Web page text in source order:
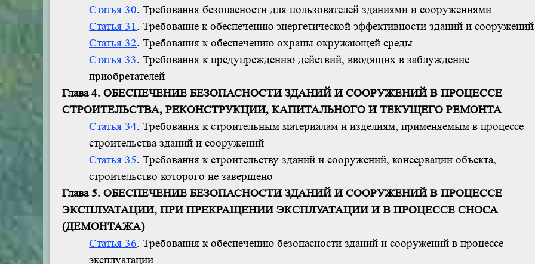
Статья 30. Требования безопасности для пользователей зданиями и сооружениями
Статья 31. Требование к обеспечению энергетической эффективности зданий и сооружений
Статья 32. Требования к обеспечению охраны окружающей среды
Статья 33. Требования к предупреждению действий, вводящих в заблуждение
приобретателей
Глава 4. ОБЕСПЕЧЕНИЕ БЕЗОПАСНОСТИ ЗДАНИЙ И СООРУЖЕНИЙ В ПРОЦЕССЕ
СТРОИТЕЛЬСТВА, РЕКОНСТРУКЦИИ, КАПИТАЛЬНОГО И ТЕКУЩЕГО РЕМОНТА
Статья 34. Требования к строительным материалам и изделиям, применяемым в процессе
строительства зданий и сооружений
Статья 35. Требования к строительству зданий и сооружений, консервации объекта,
строительство которого не завершено
Глава 5. ОБЕСПЕЧЕНИЕ БЕЗОПАСНОСТИ ЗДАНИЙ И СООРУЖЕНИЙ В ПРОЦЕССЕ
ЭКСПЛУАТАЦИИ, ПРИ ПРЕКРАЩЕНИИ ЭКСПЛУАТАЦИИ И В ПРОЦЕССЕ СНОСА
(ДЕМОНТАЖА)
Статья 36. Требования к обеспечению безопасности зданий и сооружений в процессе
эксплуатации